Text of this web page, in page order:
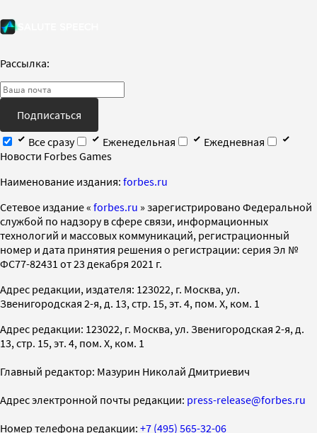
Рассылка:
Подписаться
Все сразу
Еженедельная
Ежедневная
Новости Forbes Games
Наименование издания: forbes.ru
Cетевое издание « forbes.ru » зарегистрировано Федеральной
службой по надзору в сфере связи, информационных
технологий и массовых коммуникаций, регистрационный
номер и дата принятия решения о регистрации: серия Эл №
ФС77-82431 от 23 декабря 2021 г.
Адрес редакции, издателя: 123022, г. Москва, ул.
Звенигородская 2-я, д. 13, стр. 15, эт. 4, пом. X, ком. 1
Адрес редакции: 123022, г. Москва, ул. Звенигородская 2-я, д.
13, стр. 15, эт. 4, пом. X, ком. 1
Главный редактор: Мазурин Николай Дмитриевич
Адрес электронной почты редакции: press-release@forbes.ru
Номер телефона редакции: +7 (495) 565-32-06